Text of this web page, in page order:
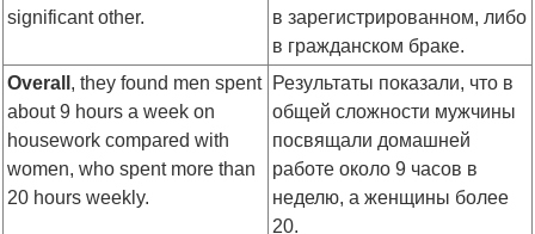
significant other.
в зарегистрированном, либо
в гражданском браке.
Overall , they found men spent
about 9 hours a week on
housework compared with
women, who spent more than
20 hours weekly.
Результаты показали, что в
общей сложности мужчины
посвящали домашней
работе около 9 часов в
неделю, а женщины более
20.